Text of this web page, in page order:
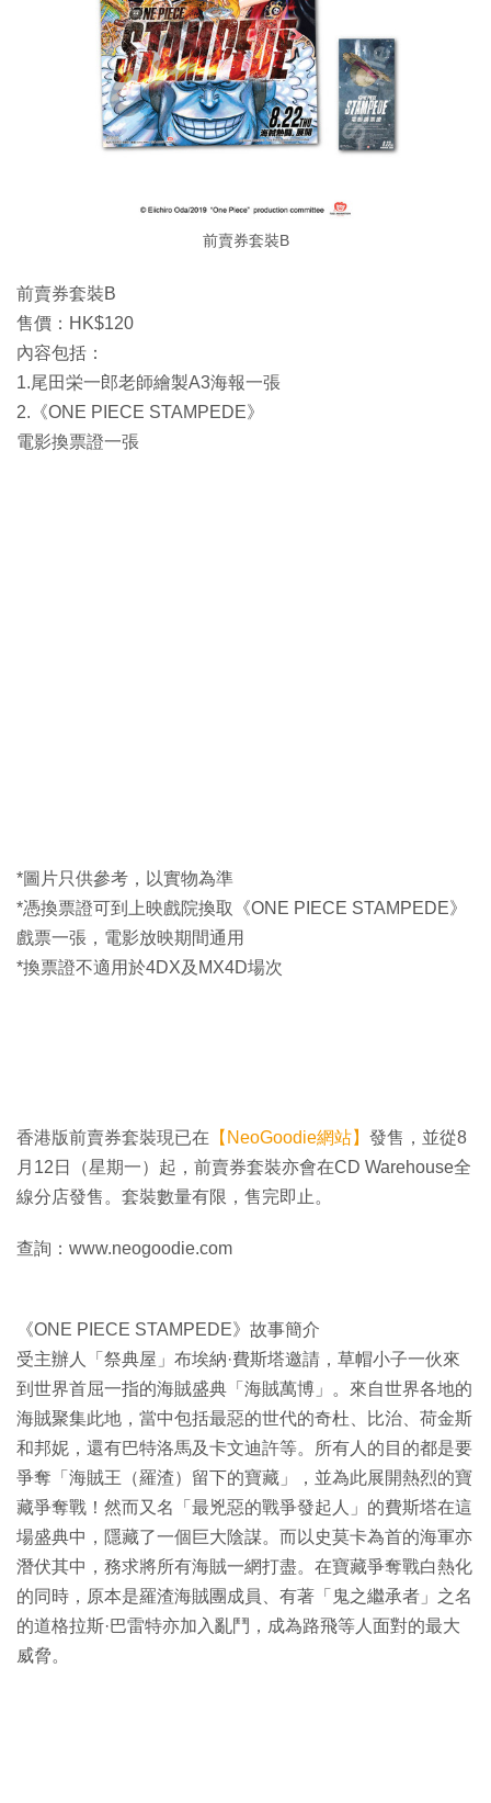
前賣券套裝B
前賣券套裝B
售價：HK$120
內容包括：
1.尾田栄一郎老師繪製A3海報一張
2.《ONE PIECE STAMPEDE》
電影換票證一張
*圖片只供參考，以實物為準
*憑換票證可到上映戲院換取《ONE PIECE STAMPEDE》
戲票一張，電影放映期間通用
*換票證不適用於4DX及MX4D場次
香港版前賣券套裝現已在 【NeoGoodie網站】 發售，並從8
月12日（星期一）起，前賣券套裝亦會在CD Warehouse全
線分店發售。套裝數量有限，售完即止。
查詢：www.neogoodie.com
《ONE PIECE STAMPEDE》故事簡介
受主辦人「祭典屋」布埃納·費斯塔邀請，草帽小子一伙來
到世界首屈一指的海賊盛典「海賊萬博」。來自世界各地的
海賊聚集此地，當中包括最惡的世代的奇杜、比治、荷金斯
和邦妮，還有巴特洛馬及卡文迪許等。所有人的目的都是要
爭奪「海賊王（羅渣）留下的寶藏」，並為此展開熱烈的寶
藏爭奪戰！然而又名「最兇惡的戰爭發起人」的費斯塔在這
場盛典中，隱藏了一個巨大陰謀。而以史莫卡為首的海軍亦
潛伏其中，務求將所有海賊一網打盡。在寶藏爭奪戰白熱化
的同時，原本是羅渣海賊團成員、有著「鬼之繼承者」之名
的道格拉斯·巴雷特亦加入亂鬥，成為路飛等人面對的最大
威脅。